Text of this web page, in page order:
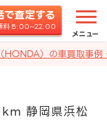
で査定する
料 8:00~22:00
メニュー
HONDA）の車買取事例
静岡県浜松